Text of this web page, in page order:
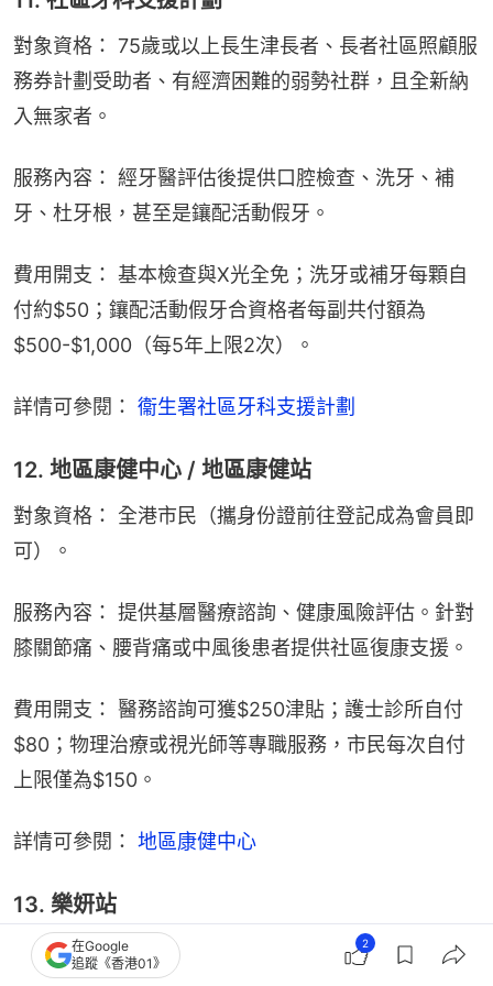
對象資格： 75歲或以上長生津長者、長者社區照顧服
務券計劃受助者、有經濟困難的弱勢社群，且全新納
入無家者。
服務內容： 經牙醫評估後提供口腔檢查、洗牙、補
牙、杜牙根，甚至是鑲配活動假牙。
費用開支： 基本檢查與X光全免；洗牙或補牙每顆自
付約$50；鑲配活動假牙合資格者每副共付額為
$500-$1,000（每5年上限2次）。
詳情可參閱： 衞生署社區牙科支援計劃
12. 地區康健中心 / 地區康健站
對象資格： 全港市民（攜身份證前往登記成為會員即
可）。
服務內容： 提供基層醫療諮詢、健康風險評估。針對
膝關節痛、腰背痛或中風後患者提供社區復康支援。
費用開支： 醫務諮詢可獲$250津貼；護士診所自付
$80；物理治療或視光師等專職服務，市民每次自付
上限僅為$150。
詳情可參閱： 地區康健中心
13. 樂妍站
在Google
追蹤《香港01》
2